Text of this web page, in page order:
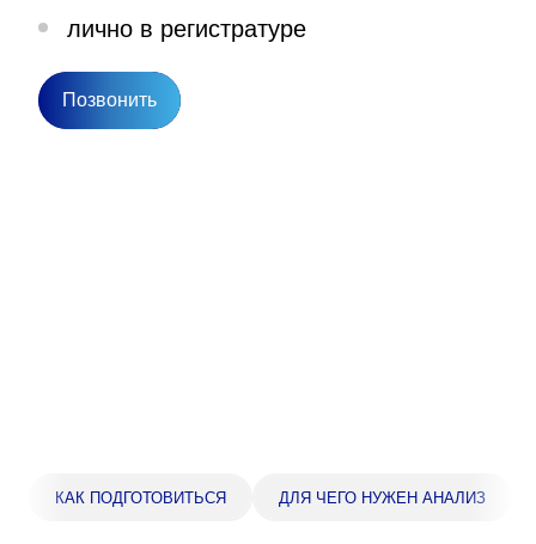
Направления деятельности
Понедельник — пятница 7:30–20:00
КАК ПОДГОТОВИТЬСЯ ДЛЯ ЧЕГО НУЖЕН АНАЛИЗ
лично в регистратуре
Позвонить